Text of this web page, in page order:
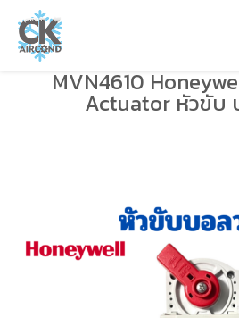
MVN4610
Actuator หัวขับ